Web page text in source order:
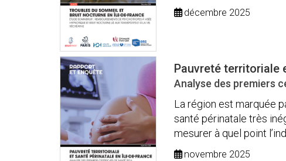
décembre 2025
Pauvreté territoriale
Analyse des premiers
La région est marquée
santé périnatale très
mesurer à quel point
novembre 2025